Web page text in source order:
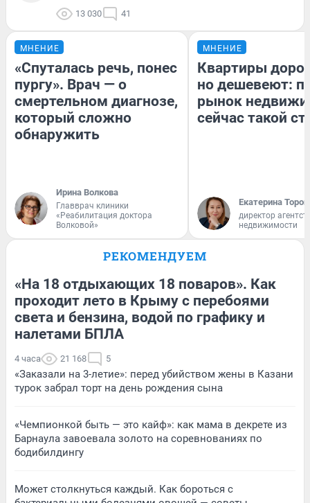
13 030 41
МНЕНИЕ
«Спуталась речь, понес
пургу». Врач — о
смертельном диагнозе,
который сложно
обнаружить
Ирина Волкова
Главврач клиники
«Реабилитация доктора
Волковой»
МНЕНИЕ
Квартиры
но дешевеют:
рынок
сейчас такой
Екатерина
директор
недвижимости
РЕКОМЕНДУЕМ
«На 18 отдыхающих 18 поваров». Как
проходит лето в Крыму с перебоями
света и бензина, водой по графику и
налетами БПЛА
4 часа 21 168 5
«Заказали на 3-летие»: перед убийством жены в Казани
турок забрал торт на день рождения сына
«Чемпионкой быть — это кайф»: как мама в декрете из
Барнаула завоевала золото на соревнованиях по
бодибилдингу
Может столкнуться каждый. Как бороться с